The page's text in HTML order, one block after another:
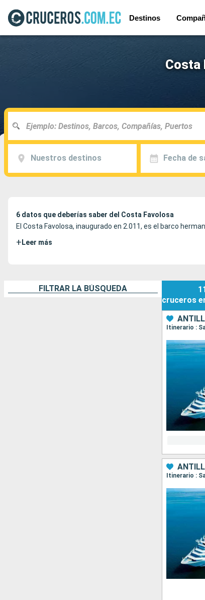
Destinos
Costa
Nuestros destinos Fecha de
6 datos que deberías saber del Costa Favolosa
El Costa Favolosa, inaugurado en 2.011, es el barco
+ Leer más
FILTRAR LA BÚSQUEDA
cruceros